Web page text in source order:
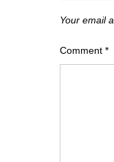
Your email
Comment *